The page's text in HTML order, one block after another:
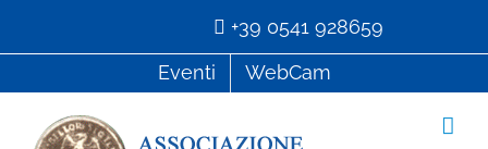
+39 0541 928659
Eventi WebCam